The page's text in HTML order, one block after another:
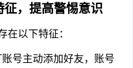
征，提高警惕意识
在以下特征：
号主动添加好友，账号